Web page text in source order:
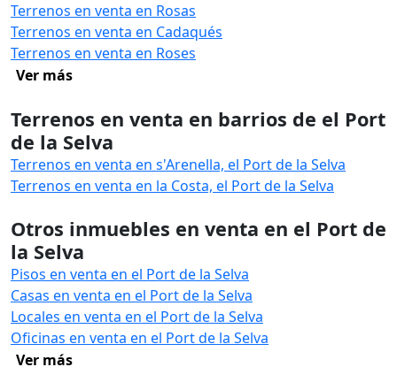
Terrenos en venta en Rosas
Terrenos en venta en Cadaqués
Terrenos en venta en Roses
Ver más
Terrenos en venta en barrios de el Port
de la Selva
Terrenos en venta en s'Arenella, el Port de la Selva
Terrenos en venta en la Costa, el Port de la Selva
Otros inmuebles en venta en el Port de
la Selva
Pisos en venta en el Port de la Selva
Casas en venta en el Port de la Selva
Locales en venta en el Port de la Selva
Oficinas en venta en el Port de la Selva
Ver más